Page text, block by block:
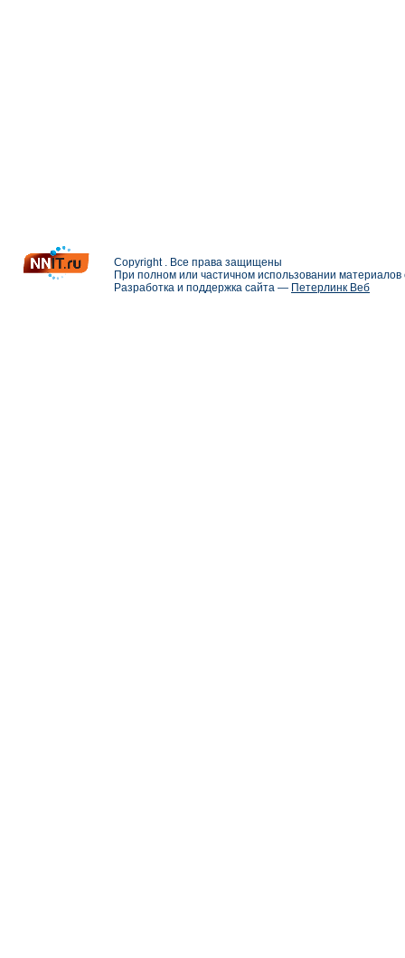
Copyright . Все права защищены
При полном или частичном использовании
Разработка и поддержка сайта — Петерлинк Веб